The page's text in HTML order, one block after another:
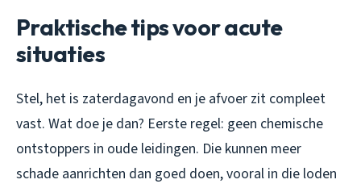
Praktische tips voor acute
situaties
Stel, het is zaterdagavond en je afvoer zit compleet
vast. Wat doe je dan? Eerste regel: geen chemische
ontstoppers in oude leidingen. Die kunnen meer
schade aanrichten dan goed doen, vooral in die loden